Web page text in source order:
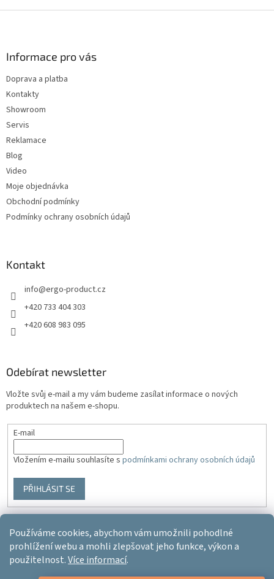
Používáme cookies, abychom vám umožnili pohodlné
prohlížení webu a mohli zlepšovat jeho funkce, výkon a
použitelnost.Více informací.
v
Informace pro vás
Doprava a platba
Kontakty
Showroom
Servis
Reklamace
Blog
Video
Moje objednávka
Obchodní podmínky
Podmínky ochrany osobních údajů
Kontakt
info@ergo-product.cz
+420 733 404 303
+420 608 983 095
Odebírat newsletter
Vložte svůj e-mail a my vám budeme zasílat informace o nových
produktech na našem e-shopu.
E-mail
Vložením e-mailu souhlasíte s podmínkami ochrany osobních údajů
PŘIHLÁSIT SE
Vytvořil Shoptet